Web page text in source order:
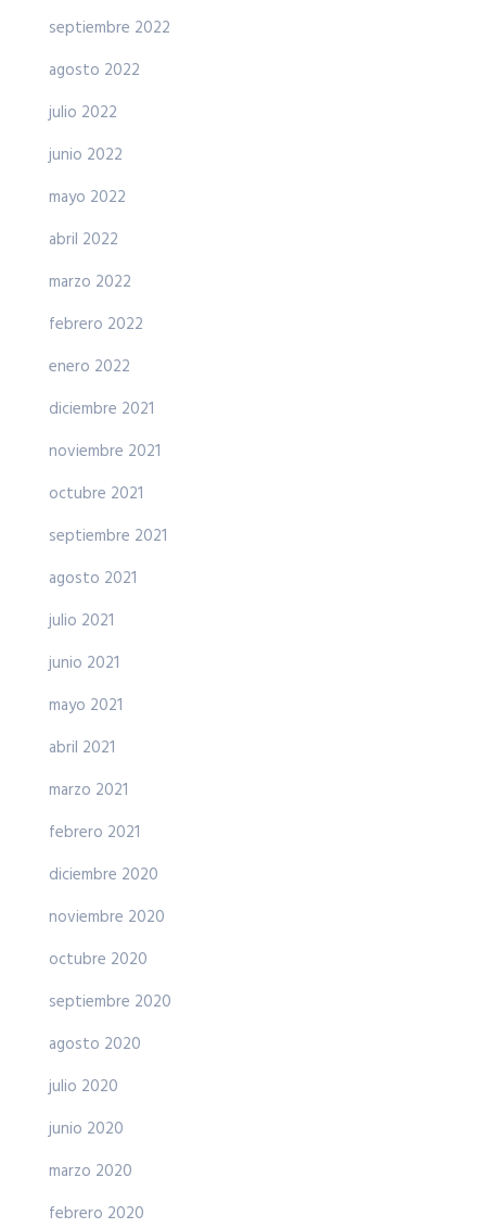
septiembre 2022
agosto 2022
julio 2022
junio 2022
mayo 2022
abril 2022
marzo 2022
febrero 2022
enero 2022
diciembre 2021
noviembre 2021
octubre 2021
septiembre 2021
agosto 2021
julio 2021
junio 2021
mayo 2021
abril 2021
marzo 2021
febrero 2021
diciembre 2020
noviembre 2020
octubre 2020
septiembre 2020
agosto 2020
julio 2020
junio 2020
marzo 2020
febrero 2020